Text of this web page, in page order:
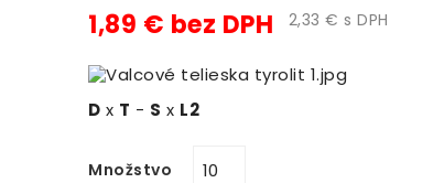
1,89 € bez DPH 2,33 € s DPH
D x T - S x L2
Množstvo